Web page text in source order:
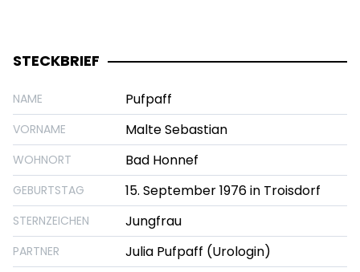
STECKBRIEF
NAME Pufpaff
VORNAME Malte Sebastian
WOHNORT Bad Honnef
GEBURTSTAG 15. September 1976 in Troisdorf
STERNZEICHEN Jungfrau
PARTNER Julia Pufpaff (Urologin)